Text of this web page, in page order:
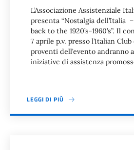
L’Associazione Assistenziale
presenta “Nostalgia dell’Italia
back to the 1920’s-1960’s”. Il
7 aprile p.v. presso l’Italian
proventi dell’evento andranno
iniziative di assistenza
LEGGI DI PIÙ